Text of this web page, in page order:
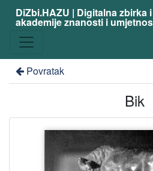
DiZbi.HAZU | Digitalna zbirka
akademije znanosti i
Povratak
Bik